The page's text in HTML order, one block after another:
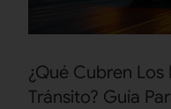
¿Qué Cubren
Tránsito? Guía